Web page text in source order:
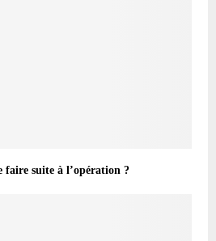
suite à l’opération ?